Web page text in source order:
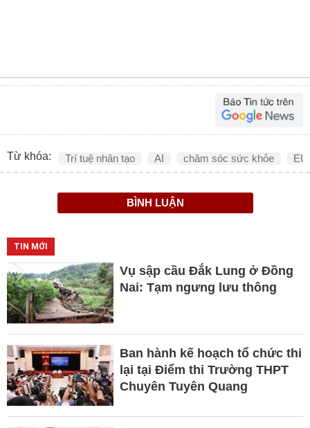
Từ khóa: Trí tuệ nhân tạo AI chăm sóc sức khỏe EU
BÌNH LUẬN
TIN MỚI
Vụ sập cầu Đắk Lung ở Đồng
Nai: Tạm ngưng lưu thông
Ban hành kế hoạch tổ chức thi
lại tại Điểm thi Trường THPT
Chuyên Tuyên Quang